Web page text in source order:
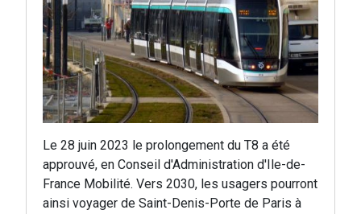
Le 28 juin 2023 le prolongement du T8 a été
approuvé, en Conseil d'Administration d'Ile-de-
France Mobilité. Vers 2030, les usagers pourront
ainsi voyager de Saint-Denis-Porte de Paris à